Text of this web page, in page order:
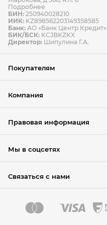
Условия возврата товара
Подробнее
БИН: 250940028210
ИИК: KZ898562203149358585
Банк: АО «Банк Центр Кредит»
БИК/БСК: KCJBKZKX
Директор: Шипулина Г.А.
Покупателям
Компания
Правовая информация
Мы в соцсетях
Связаться с нами